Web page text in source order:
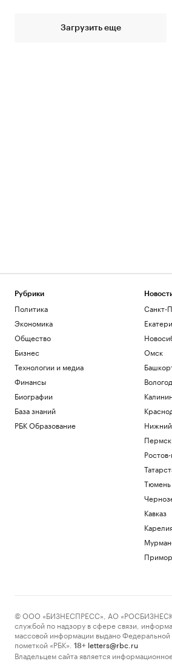
Загрузить еще
Рубрики
Политика
Экономика
Общество
Бизнес
Технологии и медиа
Финансы
Биографии
База знаний
РБК Образование
Санкт-
Омск
Тюмень
Кавказ
© ООО «БИЗНЕСПРЕСС», АО
службой по надзору в сфере связи,
массовой информации выдано
пометкой «РБК».
18+ letters@rbc.ru
Владельцем сайта является